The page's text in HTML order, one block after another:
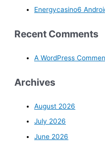
Energycasino6
Recent Comments
A WordPress
Archives
August 2026
July 2026
June 2026